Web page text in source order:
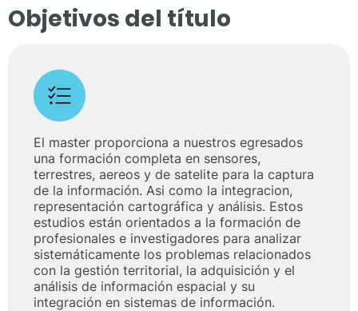
Objetivos del título
El master proporciona a nuestros egresados
una formación completa en sensores,
terrestres, aereos y de satelite para la captura
de la información. Asi como la integracion,
representación cartográfica y análisis. Estos
estudios están orientados a la formación de
profesionales e investigadores para analizar
sistemáticamente los problemas relacionados
con la gestión territorial, la adquisición y el
análisis de información espacial y su
integración en sistemas de información.